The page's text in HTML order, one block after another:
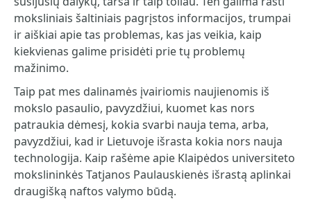
moksliniais šaltiniais pagrįstos informacijos, trumpai
ir aiškiai apie tas problemas, kas jas veikia, kaip
kiekvienas galime prisidėti prie tų problemų
mažinimo.
Taip pat mes dalinamės įvairiomis naujienomis iš
mokslo pasaulio, pavyzdžiui, kuomet kas nors
patraukia dėmesį, kokia svarbi nauja tema, arba,
pavyzdžiui, kad ir Lietuvoje išrasta kokia nors nauja
technologija. Kaip rašėme apie Klaipėdos universiteto
mokslininkės Tatjanos Paulauskienės išrastą aplinkai
draugišką naftos valymo būdą.